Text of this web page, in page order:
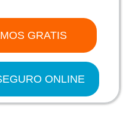
GRATIS
ONLINE